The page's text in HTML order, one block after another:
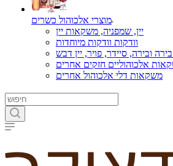
מוצרי אלכוהול כשרים
יין, שמפניה, משקאות יין
וודקות וודקות מיוחדות
ובירה, סיידר, פויר, יין דבש
אלכוהוליים חזקים אחרים
משקאות דלי אלכוהול אחרים